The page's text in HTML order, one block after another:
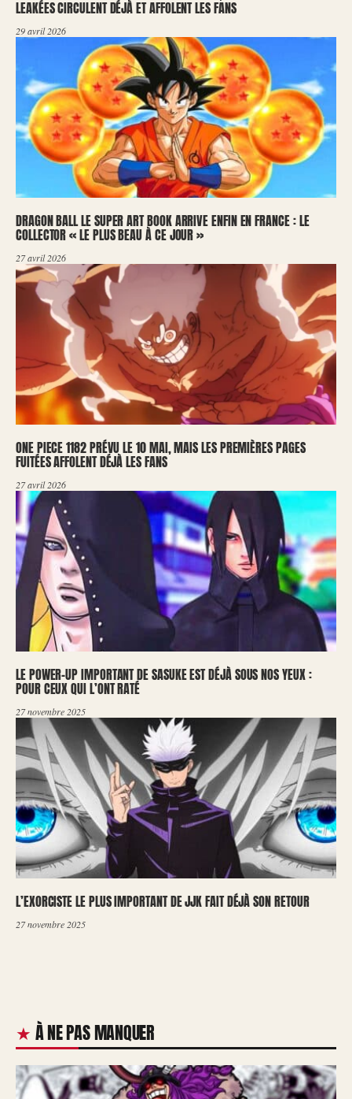
LEAKÉES CIRCULENT DÉJÀ ET AFFOLENT LES FANS
29 avril 2026
DRAGON BALL LE SUPER ART BOOK ARRIVE ENFIN EN FRANCE : LE
COLLECTOR « LE PLUS BEAU À CE JOUR »
27 avril 2026
ONE PIECE 1182 PRÉVU LE 10 MAI, MAIS LES PREMIÈRES PAGES
FUITÉES AFFOLENT DÉJÀ LES FANS
27 avril 2026
LE POWER-UP IMPORTANT DE SASUKE EST DÉJÀ SOUS NOS YEUX :
POUR CEUX QUI L’ONT RATÉ
27 novembre 2025
L’EXORCISTE LE PLUS IMPORTANT DE JJK FAIT DÉJÀ SON RETOUR
27 novembre 2025
À NE PAS MANQUER